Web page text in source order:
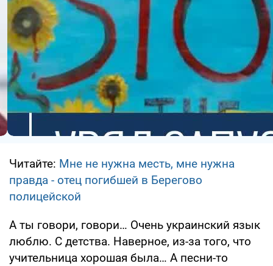
Читайте: Мне не нужна месть, мне нужна
правда - отец погибшей в Берегово
полицейской
А ты говори, говори… Очень украинский язык
люблю. С детства. Наверное, из-за того, что
учительница хорошая была… А песни-то